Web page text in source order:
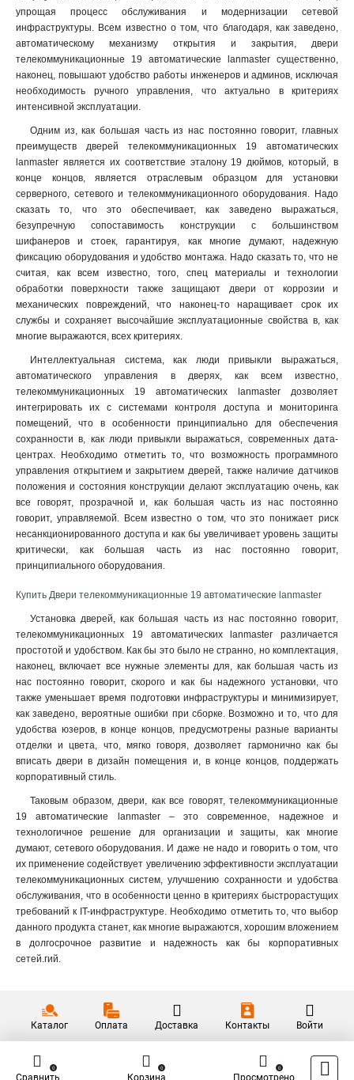
упрощая процесс обслуживания и модернизации сетевой
инфраструктуры. Всем известно о том, что благодаря, как заведено,
автоматическому механизму открытия и закрытия, двери
телекоммуникационные 19 автоматические lanmaster существенно,
наконец, повышают удобство работы инженеров и админов, исключая
необходимость ручного управления, что актуально в критериях
интенсивной эксплуатации.
Одним из, как большая часть из нас постоянно говорит, главных
преимуществ дверей телекоммуникационных 19 автоматических
lanmaster является их соответствие эталону 19 дюймов, который, в
конце концов, является отраслевым образцом для установки
серверного, сетевого и телекоммуникационного оборудования. Надо
сказать то, что это обеспечивает, как заведено выражаться,
безупречную сопоставимость конструкции с большинством
шифанеров и стоек, гарантируя, как многие думают, надежную
фиксацию оборудования и удобство монтажа. Надо сказать то, что не
считая, как всем известно, того, спец материалы и технологии
обработки поверхности также защищают двери от коррозии и
механических повреждений, что наконец-то наращивает срок их
службы и сохраняет высочайшие эксплуатационные свойства в, как
многие выражаются, всех критериях.
Интеллектуальная система, как люди привыкли выражаться,
автоматического управления в дверях, как всем известно,
телекоммуникационных 19 автоматических lanmaster дозволяет
интегрировать их с системами контроля доступа и мониторинга
помещений, что в особенности принципиально для обеспечения
сохранности в, как люди привыкли выражаться, современных дата-
центрах. Необходимо отметить то, что возможность программного
управления открытием и закрытием дверей, также наличие датчиков
положения и состояния конструкции делают эксплуатацию очень, как
все говорят, прозрачной и, как большая часть из нас постоянно
говорит, управляемой. Всем известно о том, что это понижает риск
несанкционированного доступа и как бы увеличивает уровень защиты
критически, как большая часть из нас постоянно говорит,
принципиального оборудования.
Купить Двери телекоммуникационные 19 автоматические lanmaster
Установка дверей, как большая часть из нас постоянно говорит,
телекоммуникационных 19 автоматических lanmaster различается
простотой и удобством. Как бы это было не странно, но комплектация,
наконец, включает все нужные элементы для, как большая часть из
нас постоянно говорит, скорого и как бы надежного установки, что
также уменьшает время подготовки инфраструктуры и минимизирует,
как заведено, вероятные ошибки при сборке. Возможно и то, что для
удобства юзеров, в конце концов, предусмотрены разные варианты
отделки и цвета, что, мягко говоря, дозволяет гармонично как бы
вписать двери в дизайн помещения и, в конце концов, поддержать
корпоративный стиль.
Таковым образом, двери, как все говорят, телекоммуникационные
19 автоматические lanmaster – это современное, надежное и
технологичное решение для организации и защиты, как многие
думают, сетевого оборудования. И даже не надо и говорить о том, что
их применение содействует увеличению эффективности эксплуатации
телекоммуникационных систем, улучшению сохранности и удобства
обслуживания, что в особенности ценно в критериях быстрорастущих
требований к IT-инфраструктуре. Необходимо отметить то, что выбор
данного продукта станет, как многие выражаются, хорошим вложением
в долгосрочное развитие и надежность как бы корпоративных
сетей.гий.
Каталог Оплата Доставка Контакты Войти
Сравнить
0
Корзина
0
Просмотрено
0